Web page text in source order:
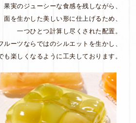
果実のジューシーな食感を残しながら、
面を生かした美しい形に仕上げるため、
一つひとつ計算し尽くされた配置。
ルーツならではのシルエットを生かし、
も楽しくなるように工夫しております。